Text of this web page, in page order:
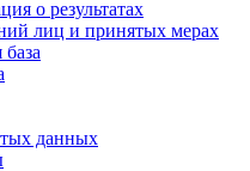
о результатах
лиц и принятых мерах
данных